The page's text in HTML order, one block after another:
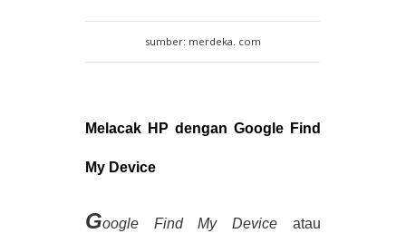
sumber: merdeka. com
Melacak HP dengan Google Find
My Device
Google Find My Device